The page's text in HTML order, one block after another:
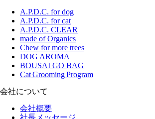
A.P.D.C. for dog
A.P.D.C. for cat
A.P.D.C. CLEAR
made of Organics
Chew for more trees
DOG AROMA
BOUSAI GO BAG
Cat Grooming Program
会社について
会社概要
社長メッセージ